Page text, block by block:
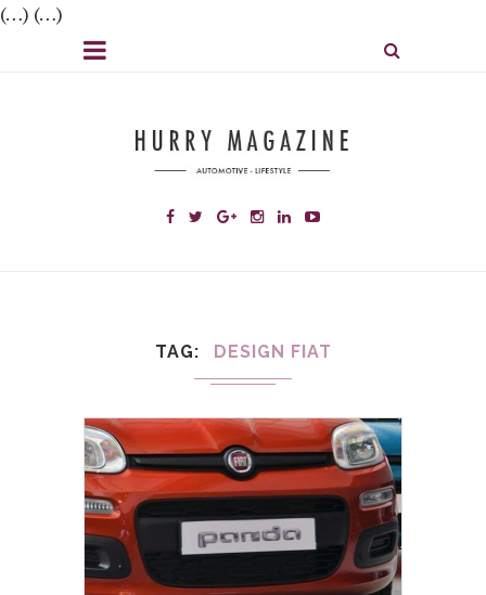
(…) (…)
TAG DESIGN FIAT